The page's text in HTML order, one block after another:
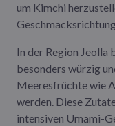
um Kimchi
In der Region Jeolla
besonders würzig
Meeresfrüchte wie
werden. Diese
intensiven Umami-